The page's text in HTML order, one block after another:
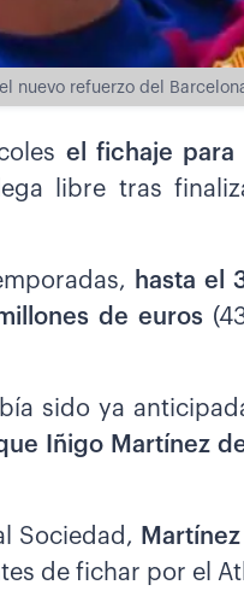
nuevo refuerzo del
el fichaje para
libre tras
hasta el
de euros
sido ya
Iñigo Martínez
Sociedad,
de fichar por el